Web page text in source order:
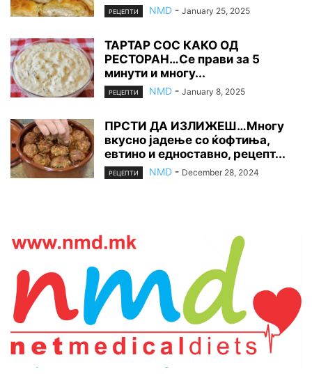
РЕЦЕПТИ NMD - January 25, 2025
ТАРТАР СОС КАКО ОД
РЕСТОРАН…Се прави за 5
минути и многу...
РЕЦЕПТИ NMD - January 8, 2025
ПРСТИ ДА ИЗЛИЖЕШ…Многу
вкусно јадење со ќофтиња,
евтино и едноставно, рецепт...
РЕЦЕПТИ NMD - December 28, 2024